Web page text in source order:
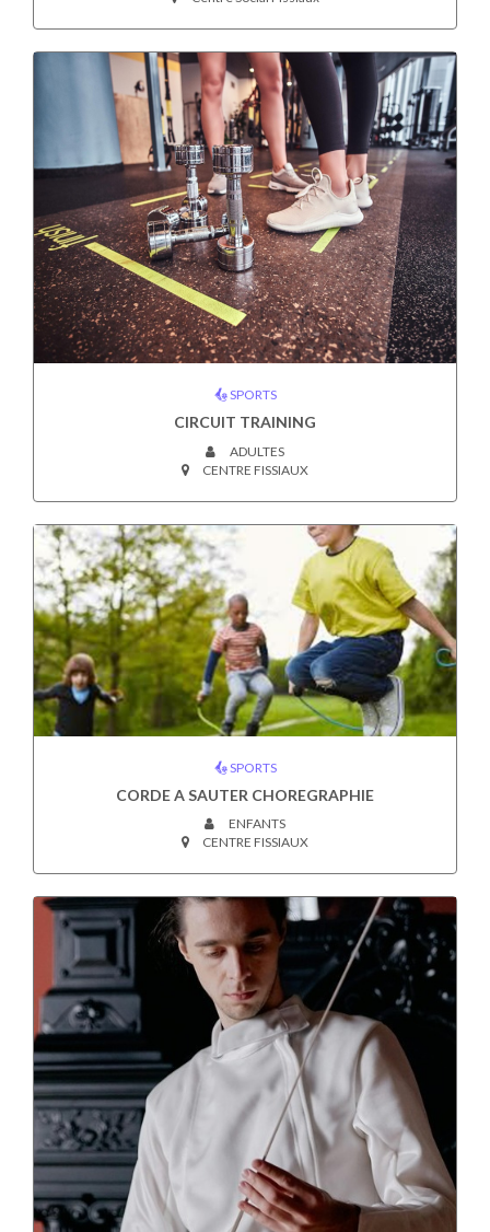
SPORTS
CIRCUIT TRAINING
ADULTES
CENTRE FISSIAUX
SPORTS
CORDE A SAUTER CHOREGRAPHIE
ENFANTS
CENTRE FISSIAUX